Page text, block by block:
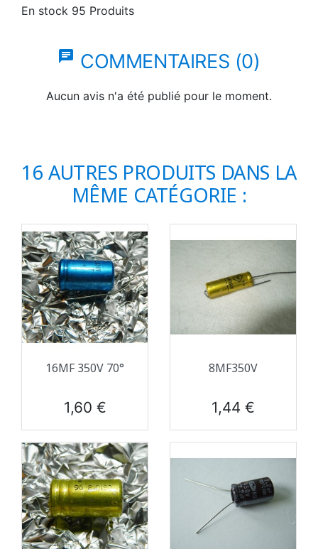
En stock 95 Produits
chat COMMENTAIRES (0)
Aucun avis n'a été publié pour le moment.
16 AUTRES PRODUITS DANS LA
MÊME CATÉGORIE :
16ΜF 350V 70°
Prix
1,60 €
8ΜF350V
Prix
1,44 €